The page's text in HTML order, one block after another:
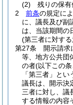
(2)
残りの保
2
前条の規定に
に、議長及び副
は、当該期間の
(第三者に対す
第27条
開示請求
等、地方公共団
の者(以下この条
「第三者」とい
議長は、開示決
三者に対し、議
する情報の内容